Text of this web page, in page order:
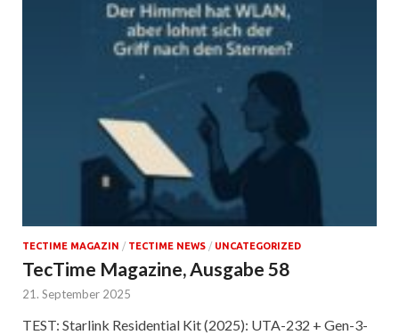
TECTIME MAGAZIN / TECTIME NEWS / UNCATEGORIZED
TecTime Magazine, Ausgabe 58
21. September 2025
TEST: Starlink Residential Kit (2025): UTA-232 + Gen-3-